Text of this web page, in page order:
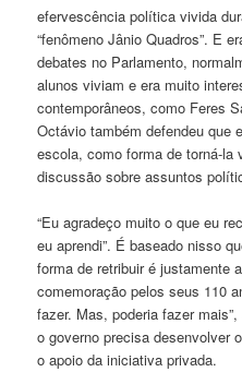
efervescência política vivida
“fenômeno Jânio Quadros”. E
debates no Parlamento,
alunos viviam e era muito
contemporâneos, como Feres
Octávio também defendeu que
escola, como forma de torná-
discussão sobre assuntos
“Eu agradeço muito o que eu
eu aprendi”. É baseado nisso
forma de retribuir é justamente
comemoração pelos seus 110
fazer. Mas, poderia fazer
o governo precisa desenvolver
o apoio da iniciativa privada.